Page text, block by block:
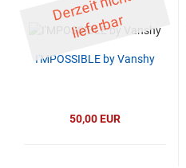
ar
I'MPOSSIBLE by Vanshy
50,00 EUR